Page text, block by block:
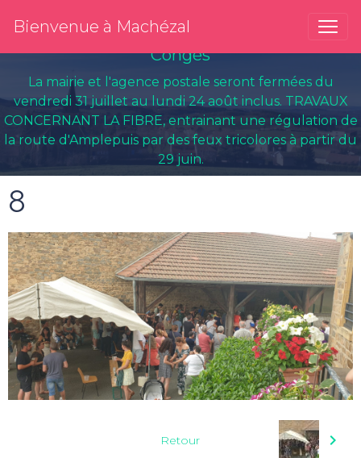
Bienvenue à Machézal
Congés
La mairie et l'agence postale seront fermées du
vendredi 31 juillet au lundi 24 août inclus. TRAVAUX
CONCERNANT LA FIBRE, entrainant une régulation de
la route d'Amplepuis par des feux tricolores à partir du
29 juin.
8
Retour